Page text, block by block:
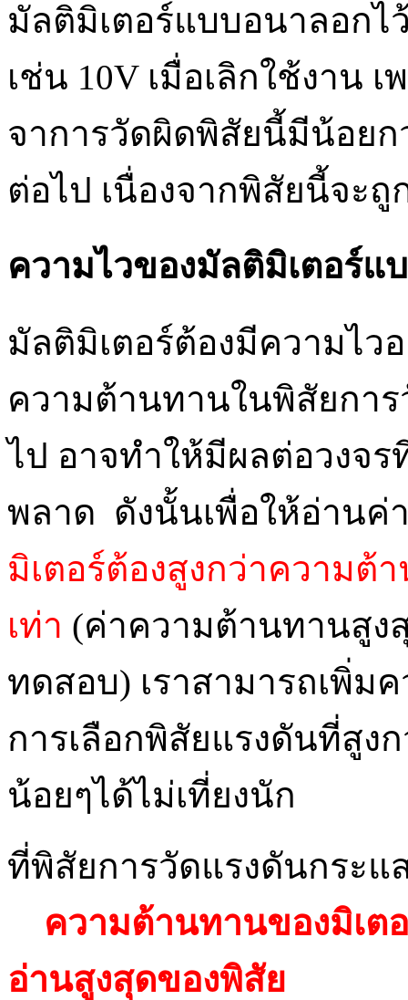
มัลติมิเตอร์แบบอนาลอกไ
เช่น 10V เมื่อเลิกใช้งาน
จาการวัดผิดพิสัยนี้มีน้อยก
ต่อไป เนื่องจากพิสัยนี้จะ
ความไวของมัลติมิเตอร์แ
มัลติมิเตอร์ต้องมีความไว
ความต้านทานในพิสัยการ
ไป อาจทำให้มีผลต่อวงจ
พลาด ดังนั้นเพื่อให้อ่านค่
มิเตอร์ต้องสูงกว่าความต้
เท่า (ค่าความต้านทานสูง
ทดสอบ) เราสามารถเพิ่ม
การเลือกพิสัยแรงดันที่สูง
น้อยๆได้ไม่เที่ยงนัก
ที่พิสัยการวัดแรงดันกระแ
ความต้านทานของมิเต
อ่านสูงสุดของพิสัย